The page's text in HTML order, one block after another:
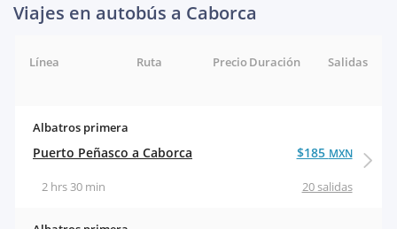
Viajes en autobús a Caborca
Línea Ruta Salidas
Duración
Precio
Albatros primera
Puerto Peñasco a Caborca
20 salidas
2 hrs 30 min
$185 MXN